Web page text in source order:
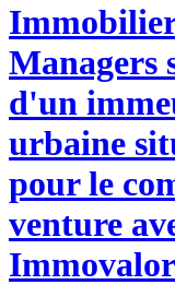
Managers
d'un
urbaine
pour le
venture
Immovalor